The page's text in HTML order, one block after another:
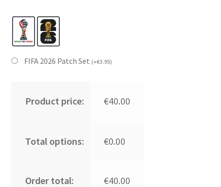
FIFA 2026 Patch Set (+€3.95)
Product price: €40.00
Total options: €0.00
Order total: €40.00